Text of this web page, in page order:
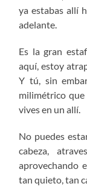
ya estabas allí
adelante.
Es la gran
aquí, estoy
Y tú, sin
milimétrico que
vives en un allí.
No puedes
cabeza,
aprovechando
tan quieto, tan